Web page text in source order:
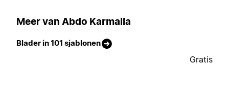
Meer van Abdo Karmalla
Blader in 101 sjablonen
Gratis